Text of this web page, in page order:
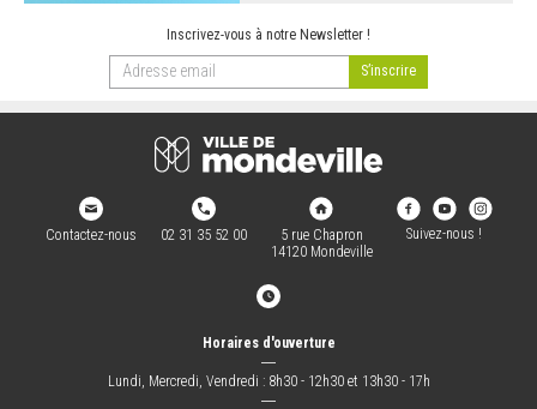
Inscrivez-vous à notre Newsletter !
Contactez-nous 02 31 35 52 00
5 rue Chapron
14120 Mondeville
Suivez-nous !
Horaires d'ouverture
―
Lundi, Mercredi, Vendredi : 8h30 - 12h30 et 13h30 - 17h
―